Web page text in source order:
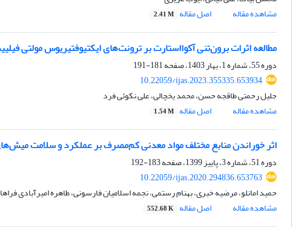
مشاهده مقاله
اصل مقاله 2.41 M
مطالعه اثرات برون‌تنی آکوااستارت بر ترونت‌های ایکتیوفتیریوس مولتی
دوره 55، شماره 1، بهار 1403، صفحه
181-191
10.22059/ijas.2023.355335.653934
جلیل رحمتی طاقجه حسن، محمد یخچالی، علی نکوئی فرد
مشاهده مقاله
اصل مقاله 1.54 M
اثر خوراندن منابع مختلف مواد معدنی کم‌مصرف بر عملکرد و سلامت
دوره 51، شماره 3، پاییز 1399، صفحه
183-192
10.22059/ijas.2020.294836.653763
حمید امانلو، مرضیه خبری، بهنام رستمی، نجمه اسلامیان فارسونی، طاهره امیرآبادی
مشاهده مقاله
اصل مقاله 552.68 K